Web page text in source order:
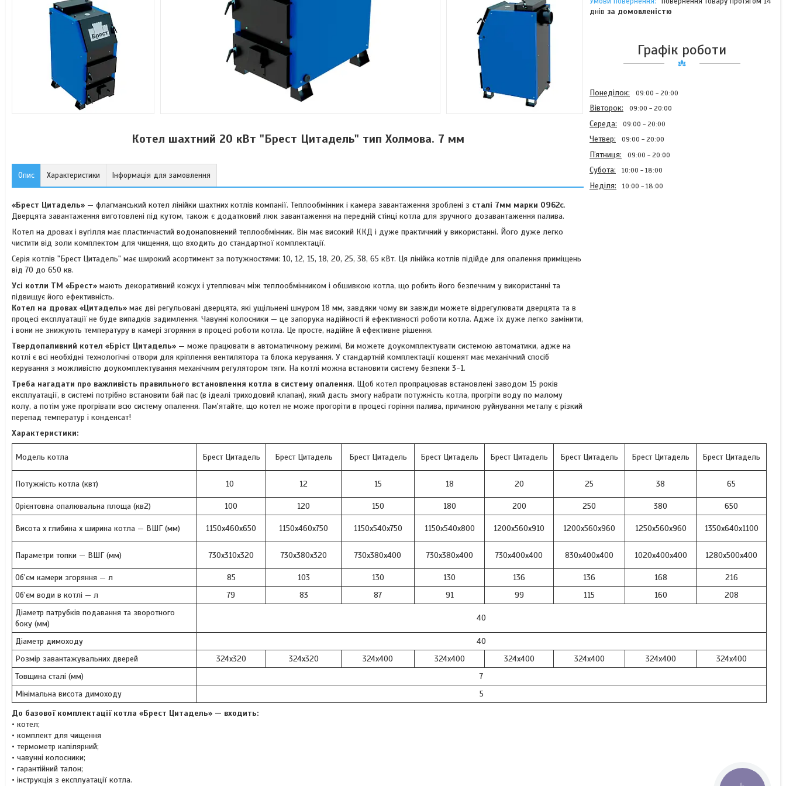
Котел шахтний 20 кВт "Брест Цитадель" тип Холмова. 7 мм
Опис Характеристики Інформація для замовлення
«Брест Цитадель» — флагманський котел лінійки шахтних котлів компанії. Теплообмінник і камера завантаження зроблені з сталі 7мм марки 0962с.
Дверцята завантаження виготовлені під кутом, також є додатковий люк завантаження на передній стінці котла для зручного дозавантаження палива.
Котел на дровах і вугілля має пластинчастий водонаповнений теплообмінник. Він має високий ККД і дуже практичний у використанні. Його дуже легко
чистити від золи комплектом для чищення, що входить до стандартної комплектації.
Серія котлів "Брест Цитадель" має широкий асортимент за потужностями: 10, 12, 15, 18, 20, 25, 38, 65 кВт. Ця лінійка котлів підійде для опалення приміщень
від 70 до 650 кв.
Усі котли ТМ «Брест» мають декоративний кожух і утеплювач між теплообмінником і обшивкою котла, що робить його безпечним у використанні та
підвищує його ефективність.
Котел на дровах «Цитадель» має дві регульовані дверцята, які ущільнені шнуром 18 мм, завдяки чому ви завжди можете відрегулювати дверцята та в
процесі експлуатації не буде випадків задимлення. Чавунні колосники — це запорука надійності й ефективності роботи котла. Адже їх дуже легко замінити,
і вони не знижують температуру в камері згоряння в процесі роботи котла. Це просте, надійне й ефективне рішення.
Твердопаливний котел «Бріст Цитадель» — може працювати в автоматичному режимі, Ви можете доукомплектувати системою автоматики, адже на
котлі є всі необхідні технологічні отвори для кріплення вентилятора та блока керування. У стандартній комплектації кошенят має механічний спосіб
керування з можливістю доукомплектування механічним регулятором тяги. На котлі можна встановити систему безпеки 3-1.
Треба нагадати про важливість правильного встановлення котла в систему опалення. Щоб котел пропрацював встановлені заводом 15 років
експлуатації, в системі потрібно встановити бай пас (в ідеалі триходовий клапан), який дасть змогу набрати потужність котла, прогріти воду по малому
колу, а потім уже прогрівати всю систему опалення. Пам'ятайте, що котел не може прогоріти в процесі горіння палива, причиною руйнування металу є різкий
перепад температур і конденсат!
Характеристики:
Модель котла Брест Цитадель Брест Цитадель Брест Цитадель Брест Цитадель Брест Цитадель Брест Цитадель Брест Цитадель Брест Цитадель
Потужність котла (квт) 10 12 15 18 20 25 38 65
Орієнтовна опалювальна площа (кв2) 100 120 150 180 200 250 380 650
Висота х глибина х ширина котла — ВШГ (мм) 1150х460х650 1150х460х750 1150х540х750 1150х540х800 1200х560х910 1200х560х960 1250х560х960 1350х640х1100
Параметри топки — ВШГ (мм) 730x310x320 730x380x320 730x380x400 730x380x400 730x400x400 830x400x400 1020x400x400 1280x500x400
Об'єм камери згоряння — л 85 103 130 130 136 136 168
216
Об'єм води в котлі — л
79 83 87 91 99 115 160
208
Діаметр патрубків подавання та зворотного
боку (мм)
40
Діаметр димоходу
40
Розмір завантажувальних дверей
324x320 324x320 324x400 324x400 324x400 324x400 324x400
324x400
Товщина сталі (мм)
7
Мінімальна висота димоходу
5
До базової комплектації котла «Брест Цитадель» — входить:
• котел;
• комплект для чищення
• термометр капілярний;
• чавунні колосники;
• гарантійний талон;
• інструкція з експлуатації котла.
днів за домовленістю
Графік роботи
Понеділок 09:00 20:00
Вівторок 09:00 20:00
Середа 09:00 20:00
Четвер 09:00 20:00
Пʼятниця 09:00 20:00
Субота 10:00 18:00
Неділя 10:00 18:00